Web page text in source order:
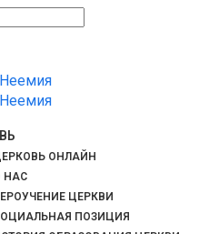
ОНЛАЙН
НАС
ЦЕРКВИ
ПОЗИЦИЯ